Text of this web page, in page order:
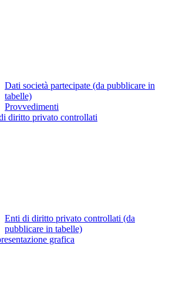
Dati società partecipate (da pubblicare in
tabelle)
Provvedimenti
diritto privato controllati
Enti di diritto privato controllati (da
pubblicare in tabelle)
grafica